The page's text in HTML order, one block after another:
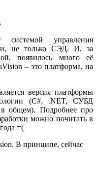
управления
не только СЭД. И, за
появилось много её
– это платформа, на
версия платформы
(C#, .NET, СУБД
общем). Подробнее про
можно почитать в
=(
В принципе, сейчас